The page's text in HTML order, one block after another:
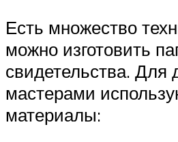
Есть множество
можно изготовить
свидетельства. Для
мастерами
материалы: